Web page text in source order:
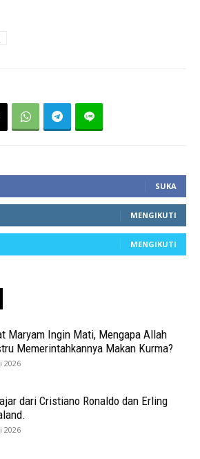
SUKA
MENGIKUTI
MENGIKUTI
Maryam Ingin Mati, Mengapa Allah
Memerintahkannya Makan Kurma?
2026
dari Cristiano Ronaldo dan Erling
2026